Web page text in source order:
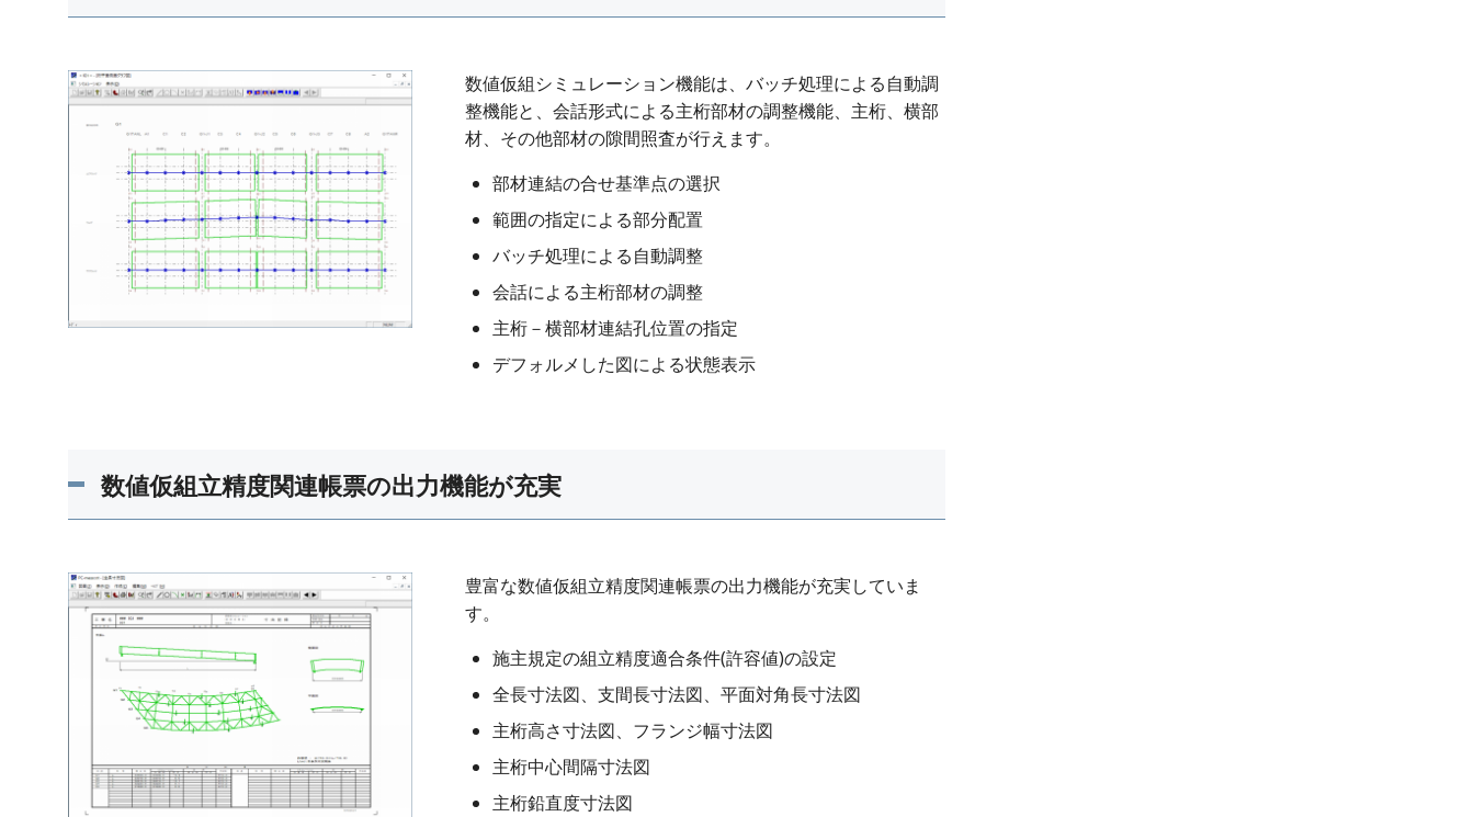
数値仮組シミュレーション機能は、バッチ処理による自動調
整機能と、会話形式による主桁部材の調整機能、主桁、横部
材、その他部材の隙間照査が行えます。
部材連結の合せ基準点の選択
範囲の指定による部分配置
バッチ処理による自動調整
会話による主桁部材の調整
主桁－横部材連結孔位置の指定
デフォルメした図による状態表示
数値仮組立精度関連帳票の出力機能が充実
豊富な数値仮組立精度関連帳票の出力機能が充実していま
す。
施主規定の組立精度適合条件(許容値)の設定
全長寸法図、支間長寸法図、平面対角長寸法図
主桁高さ寸法図、フランジ幅寸法図
主桁中心間隔寸法図
主桁鉛直度寸法図